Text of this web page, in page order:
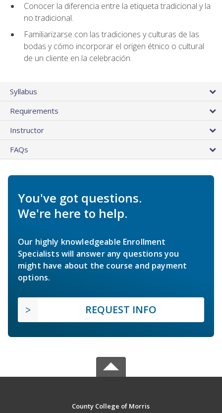
Conocer la diferencia entre la etiqueta tradicional y la
no tradicional.
Familiarizarse con las tradiciones y culturas de las
bodas y cómo incorporar el origen étnico o cultural
de un cliente en la celebración.
Syllabus
Requirements
Instructor
FAQs
You've got questions.
We're here to help.
Our highly knowledgeable Enrollment
Specialists will answer any questions you
might have about the course and payment
options.
REQUEST INFO
County College of Morris